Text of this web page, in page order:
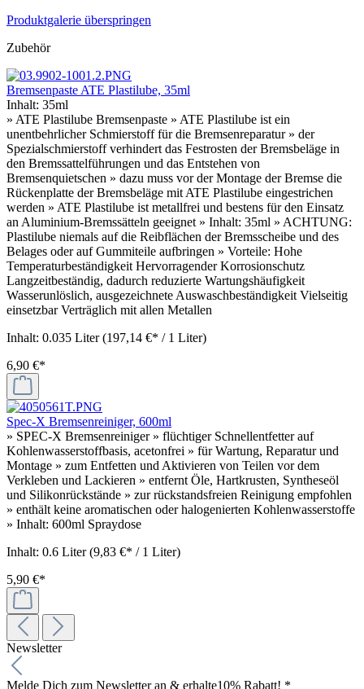
Produktgalerie überspringen
Zubehör
Bremsenpaste ATE Plastilube, 35ml
Inhalt: 35ml
» ATE Plastilube Bremsenpaste » ATE Plastilube ist ein
unentbehrlicher Schmierstoff für die Bremsenreparatur » der
Spezialschmierstoff verhindert das Festrosten der Bremsbeläge in
den Bremssattelführungen und das Entstehen von
Bremsenquietschen » dazu muss vor der Montage der Bremse die
Rückenplatte der Bremsbeläge mit ATE Plastilube eingestrichen
werden » ATE Plastilube ist metallfrei und bestens für den Einsatz
an Aluminium-Bremssätteln geeignet » Inhalt: 35ml » ACHTUNG:
Plastilube niemals auf die Reibflächen der Bremsscheibe und des
Belages oder auf Gummiteile aufbringen » Vorteile: Hohe
Temperaturbeständigkeit Hervorragender Korrosionschutz
Langzeitbeständig, dadurch reduzierte Wartungshäufigkeit
Wasserunlöslich, ausgezeichnete Auswaschbeständigkeit Vielseitig
einsetzbar Verträglich mit allen Metallen
Inhalt: 0.035 Liter(197,14 €* / 1 Liter)
6,90 €*
Spec-X Bremsenreiniger, 600ml
» SPEC-X Bremsenreiniger » flüchtiger Schnellentfetter auf
Kohlenwasserstoffbasis, acetonfrei » für Wartung, Reparatur und
Montage » zum Entfetten und Aktivieren von Teilen vor dem
Verkleben und Lackieren » entfernt Öle, Hartkrusten, Syntheseöl
und Silikonrückstände » zur rückstandsfreien Reinigung empfohlen
» enthält keine aromatischen oder halogenierten Kohlenwasserstoffe
» Inhalt: 600ml Spraydose
Inhalt: 0.6 Liter(9,83 €* / 1 Liter)
5,90 €*
Newsletter
Melde Dich zum Newsletter an & erhalte10% Rabatt! *